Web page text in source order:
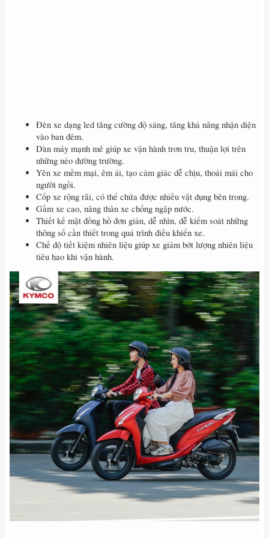
Đèn xe dạng led tăng cường độ sáng, tăng khả năng nhận diện
vào ban đêm.
Dàn máy mạnh mẽ giúp xe vận hành trơn tru, thuận lợi trên
những nẻo đường trường.
Yên xe mềm mại, êm ái, tạo cảm giác dễ chịu, thoải mái cho
người ngồi.
Cốp xe rộng rãi, có thể chứa được nhiều vật dụng bên trong.
Gầm xe cao, nâng thân xe chống ngập nước.
Thiết kế mặt đồng hồ đơn giản, dễ nhìn, dễ kiểm soát những
thông số cần thiết trong quá trình điều khiển xe.
Chế độ tiết kiệm nhiên liệu giúp xe giảm bớt lượng nhiên liệu
tiêu hao khi vận hành.